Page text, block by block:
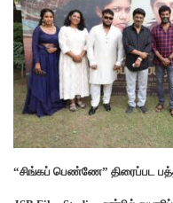
“சிங்கப் பெண்ணே” திரைப்பட